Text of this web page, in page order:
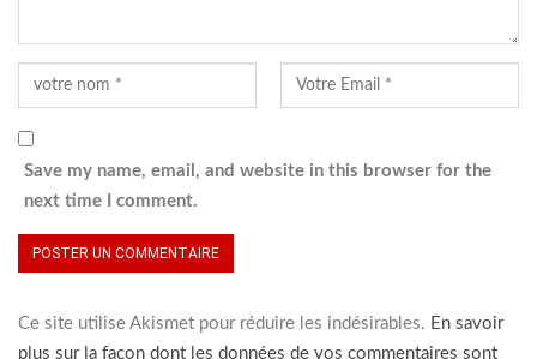
Save my name, email, and website in this browser for the
next time I comment.
Ce site utilise Akismet pour réduire les indésirables. En savoir
plus sur la façon dont les données de vos commentaires sont